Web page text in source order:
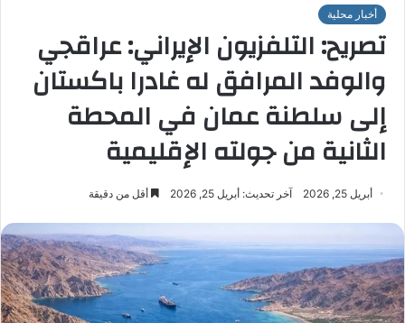
أخبار محلية
تصريح: التلفزيون الإيراني: عراقجي
والوفد المرافق له غادرا باكستان
إلى سلطنة عمان في المحطة
الثانية من جولته الإقليمية
أبريل 25, 2026 آخر تحديث: أبريل 25, 2026 أقل من دقيقة